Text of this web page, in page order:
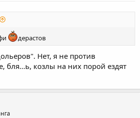
дерастов
Нет, я не против
бля...ь, козлы на них порой ездят